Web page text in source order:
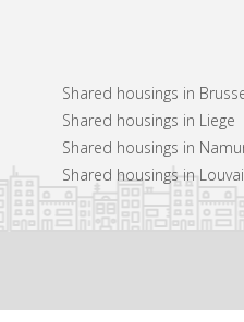
Shared housings in
Shared housings in Liege
Shared housings in
Shared housings in